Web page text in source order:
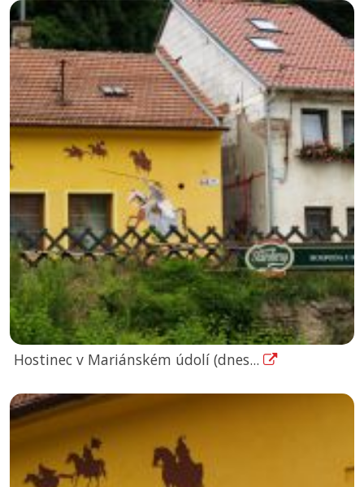
Hostinec v Mariánském údolí (dnes...